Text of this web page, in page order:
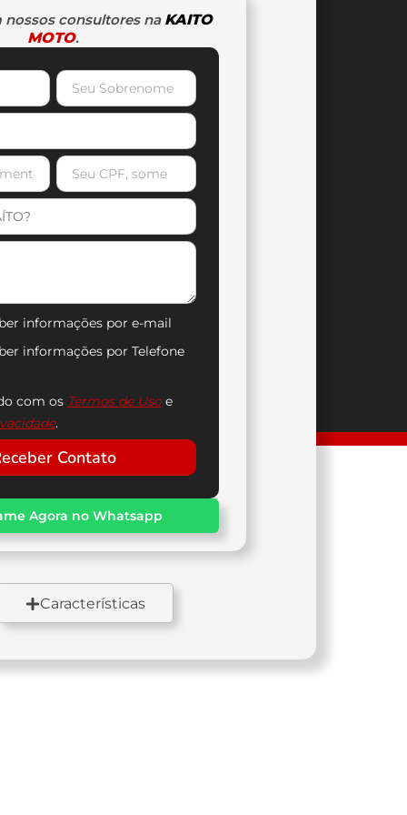
nossos consultores na KAITO
MOTO.
informações por e-mail
informações por Telefone
com os Termos de Usoe
.
Contato
Agora no Whatsapp
Características
Freios
mm